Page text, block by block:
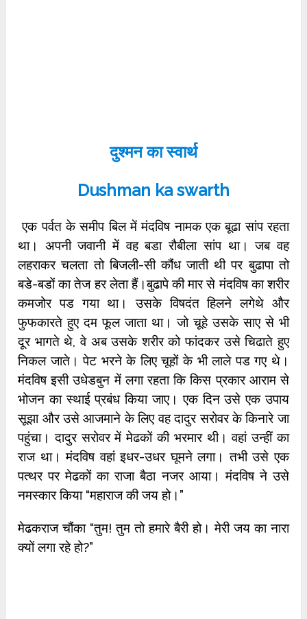
दुश्मन का स्वार्थ
Dushman ka swarth
एक पर्वत के समीप बिल में मंदविष नामक एक बूढा सांप रहता
था। अपनी जवानी में वह बडा रौबीला सांप था। जब वह
लहराकर चलता तो बिजली-सी कौंध जाती थी पर बुढापा तो
बडे-बडों का तेज हर लेता हैं।बुढापे की मार से मंदविष का शरीर
कमजोर पड गया था। उसके विषदंत हिलने लगेथे और
फुफकारते हुए दम फूल जाता था। जो चूहे उसके साए से भी
दूर भागते थे, वे अब उसके शरीर को फांदकर उसे चिढाते हुए
निकल जाते। पेट भरने के लिए चूहों के भी लाले पड गए थे।
मंदविष इसी उधेडबुन में लगा रहता कि किस प्रकार आराम से
भोजन का स्थाई प्रबंध किया जाए। एक दिन उसे एक उपाय
सूझा और उसे आजमाने के लिए वह दादुर सरोवर के किनारे जा
पहुंचा। दादुर सरोवर में मेढकों की भरमार थी। वहां उन्हीं का
राज था। मंदविष वहां इधर-उधर घूमने लगा। तभी उसे एक
पत्थर पर मेढकों का राजा बैठा नजर आया। मंदविष ने उसे
नमस्कार किया “महाराज की जय हो।”
मेढकराज चौंका “तुम! तुम तो हमारे बैरी हो। मेरी जय का नारा
क्यों लगा रहे हो?”